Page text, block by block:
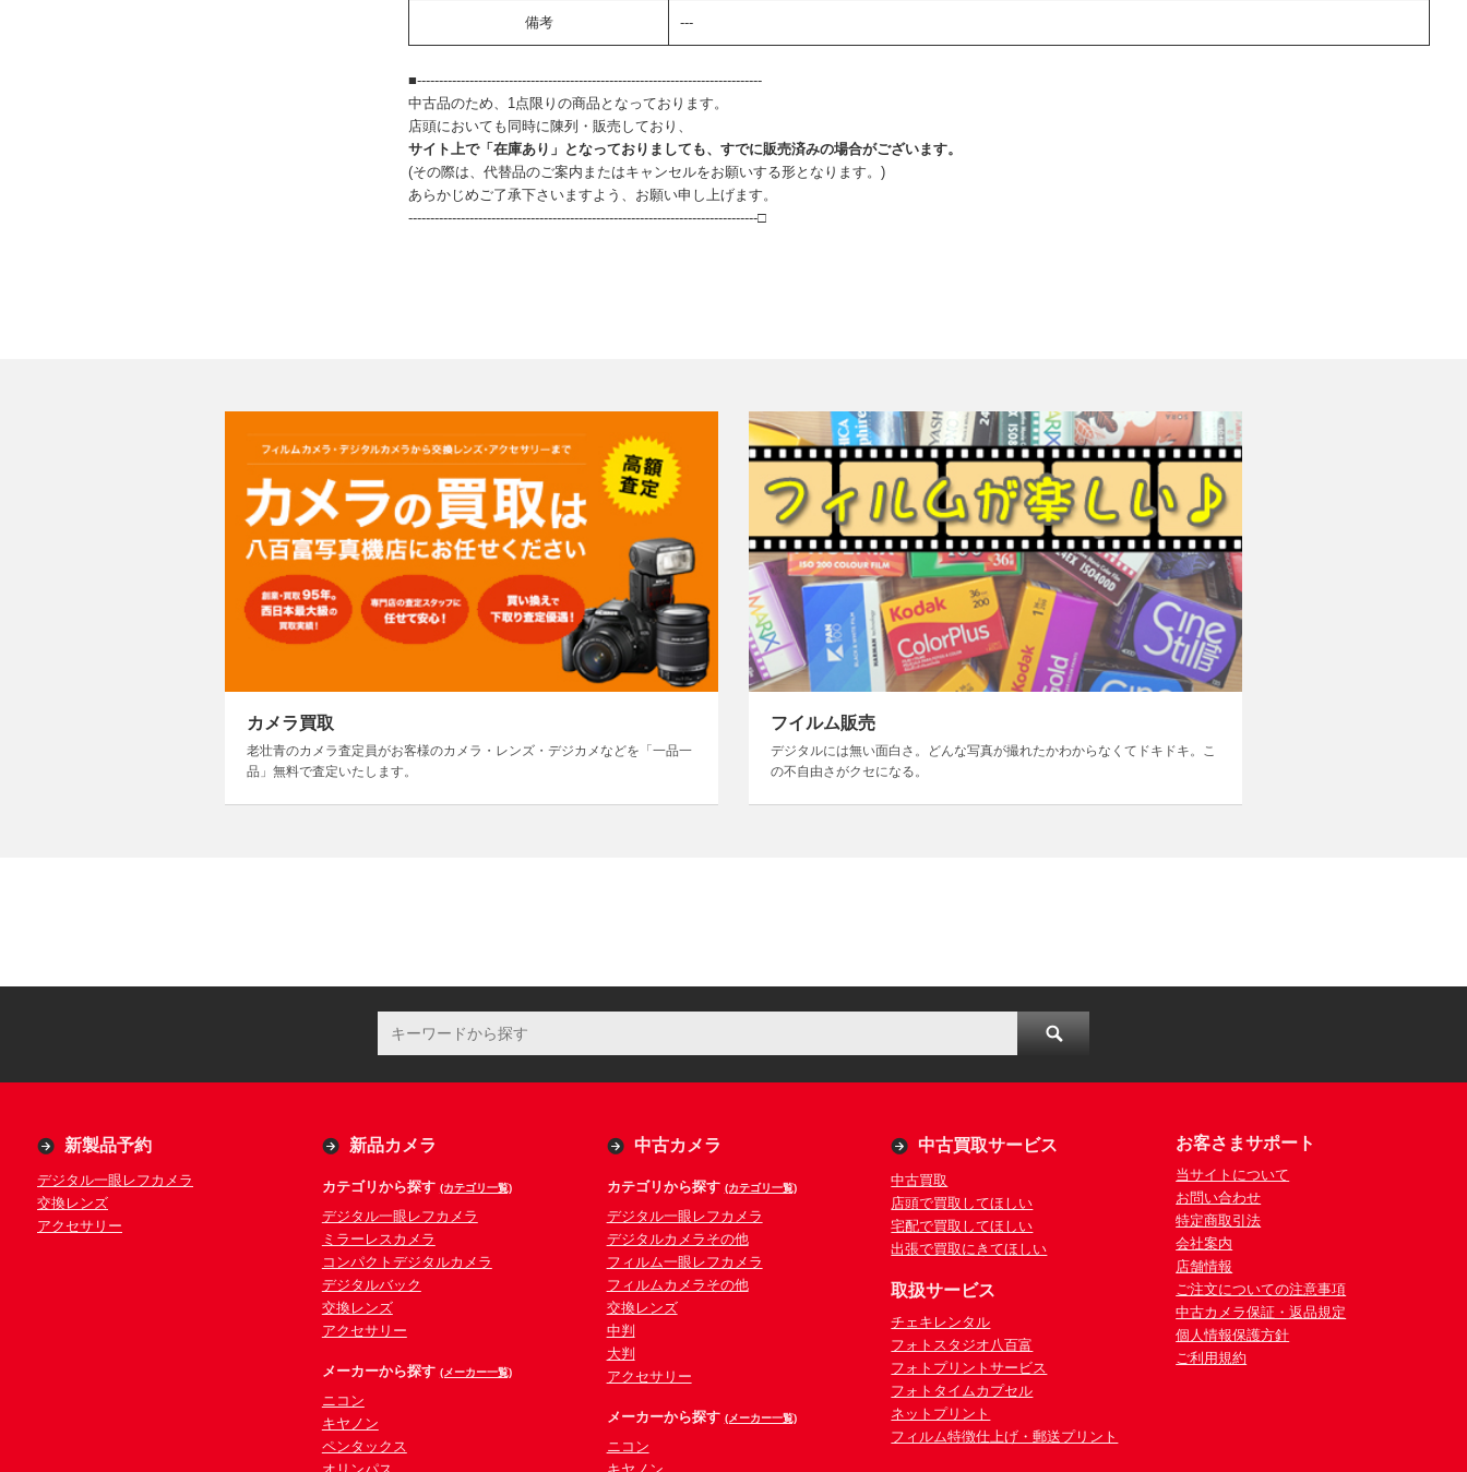
備考 ---
■-------------------------------------------------------------------------------
中古品のため、1点限りの商品となっております。
店頭においても同時に陳列・販売しており、
サイト上で「在庫あり」となっておりましても、すでに販売済みの場合がございます。
(その際は、代替品のご案内またはキャンセルをお願いする形となります。)
あらかじめご了承下さいますよう、お願い申し上げます。
--------------------------------------------------------------------------------□
カメラ買取
老壮青のカメラ査定員がお客様のカメラ・レンズ・デジカメなどを「一品一
品」無料で査定いたします。
フイルム販売
デジタルには無い面白さ。どんな写真が撮れたかわからなくてドキドキ。こ
の不自由さがクセになる。
新製品予約
デジタル一眼レフカメラ
交換レンズ
アクセサリー
新品カメラ
カテゴリから探す (カテゴリ一覧)
デジタル一眼レフカメラ
ミラーレスカメラ
コンパクトデジタルカメラ
デジタルバック
交換レンズ
アクセサリー
メーカーから探す (メーカー一覧)
ニコン
キヤノン
ペンタックス
中古カメラ
カテゴリから探す (カテゴリ一覧)
デジタル一眼レフカメラ
デジタルカメラその他
フィルム一眼レフカメラ
フィルムカメラその他
交換レンズ
中判
大判
アクセサリー
メーカーから探す (メーカー一覧)
ニコン
中古買取サービス
中古買取
店頭で買取してほしい
宅配で買取してほしい
出張で買取にきてほしい
取扱サービス
チェキレンタル
フォトスタジオ八百富
フォトプリントサービス
フォトタイムカプセル
ネットプリント
フィルム特徴仕上げ・郵送プリント
お客さまサポート
当サイトについて
お問い合わせ
特定商取引法
会社案内
店舗情報
ご注文についての注意事項
中古カメラ保証・返品規定
個人情報保護方針
ご利用規約